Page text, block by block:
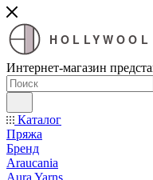
HOLLYWOOL
Интернет-магазин
Каталог
Пряжа
Бренд
Araucania
Aura Yarns